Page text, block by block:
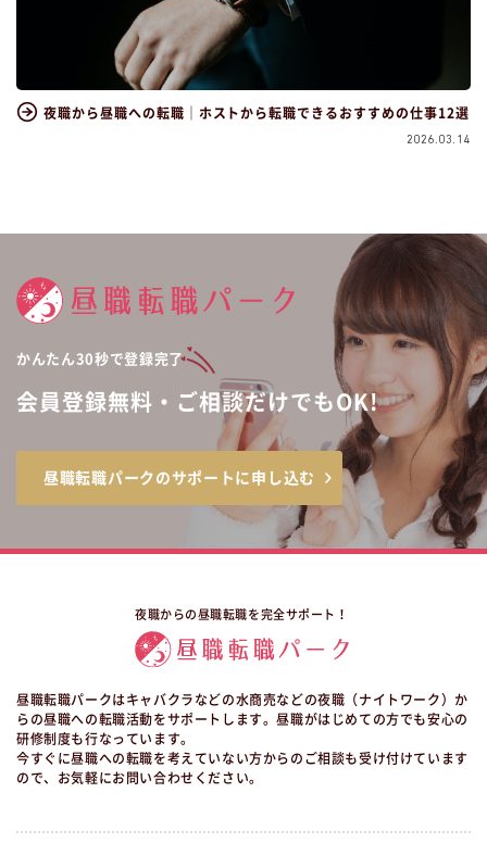
夜職から昼職への転職｜ホストから転職できるおすすめの仕事12選
2026.03.14
かんたん30秒で登録完了
会員登録無料・ご相談だけでもOK!
昼職転職パークのサポートに申し込む
夜職からの昼職転職を完全サポート！
昼職転職パークはキャバクラなどの水商売などの夜職（ナイトワーク）か
らの昼職への転職活動をサポートします。昼職がはじめての方でも安心の
研修制度も行なっています。
今すぐに昼職への転職を考えていない方からのご相談も受け付けています
ので、お気軽にお問い合わせください。